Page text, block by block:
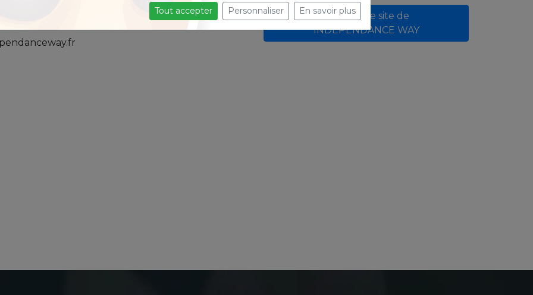
Lien vers le site de
INDEPENDANCE WAY
Tout accepter Personnaliser En savoir plus